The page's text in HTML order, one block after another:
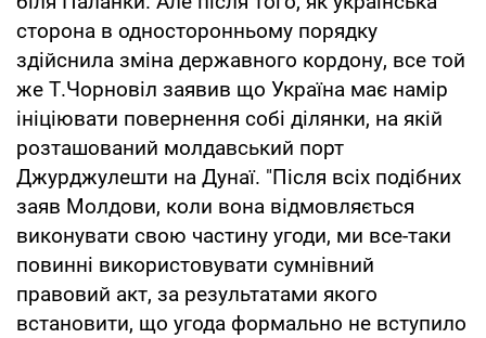
сторона в односторонньому порядку
здійснила зміна державного кордону, все той
же Т.Чорновіл заявив що Україна має намір
ініціювати повернення собі ділянки, на якій
розташований молдавський порт
Джурджулешти на Дунаї. "Після всіх подібних
заяв Молдови, коли вона відмовляється
виконувати свою частину угоди, ми все-таки
повинні використовувати сумнівний
правовий акт, за результатами якого
встановити, що угода формально не вступило